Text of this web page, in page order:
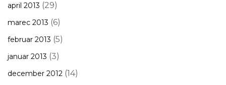
april 2013 (29)
marec 2013 (6)
februar 2013 (5)
januar 2013 (3)
december 2012 (14)